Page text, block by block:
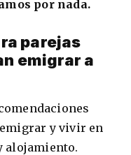
por nada.
parejas
emigrar a
y vivir en
alojamiento.